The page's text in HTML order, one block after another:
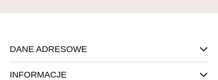
DANE ADRESOWE
INFORMACJE